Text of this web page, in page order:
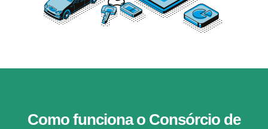
Como funciona o Consórcio de